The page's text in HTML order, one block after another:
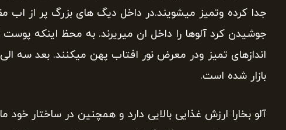
جدا کرده وتمیز میشویند.در داخل دیگ های بزرگ پر از اب
جوشیدن کرد آلوها را داخل ان میریرند. به محظ اینکه
اندازهای تمیز ودر معرض نور افتاب پهن میکنند. بعد سه
بازار شده است.
آلو بخارا ارزش غذایی بالایی دارد و همچنین در ساختار